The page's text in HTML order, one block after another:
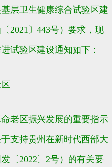
层卫生健康综合试验区建
2021〕443号）要求，现
试验区建设通知如下：
老区振兴发展的重要指示
支持贵州在新时代西部大
〔2022〕2号）的有关要